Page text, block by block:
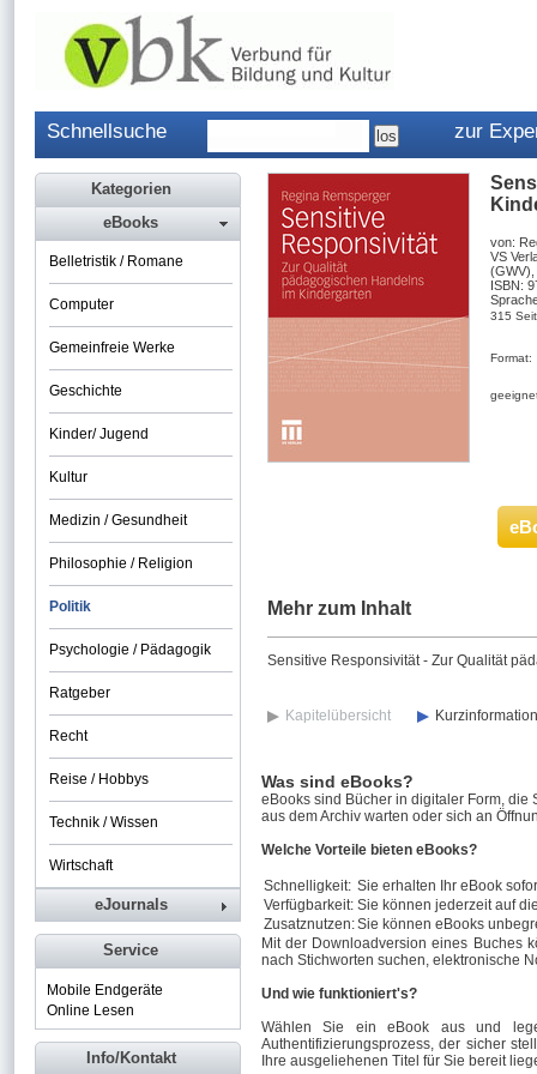
Schnellsuche zur
von:
VS
(GWV),
ISBN:
315
Format:
Mehr zum Inhalt
Sensitive Responsivität - Zur Qualität
Kapitelübersicht Kurzinformation
Was sind eBooks?
eBooks sind Bücher in digitaler Form,
aus dem Archiv warten oder sich an
Welche Vorteile bieten eBooks?
Schnelligkeit: Sie erhalten Ihr eBook
Verfügbarkeit: Sie können jederzeit auf
Zusatznutzen:Sie können eBooks
Mit der Downloadversion eines Buches
nach Stichworten suchen, elektronische
Und wie funktioniert's?
Wählen Sie ein eBook aus und
Authentifizierungsprozess, der sicher
Ihre ausgeliehenen Titel für Sie bereit
Kategorien
eBooks
Belletristik / Romane
Computer
Gemeinfreie Werke
Geschichte
Kinder/ Jugend
Kultur
Medizin / Gesundheit
Philosophie / Religion
Politik
Psychologie / Pädagogik
Ratgeber
Recht
Reise / Hobbys
Technik / Wissen
Wirtschaft
eJournals
Service
Mobile Endgeräte
Online Lesen
Info/Kontakt